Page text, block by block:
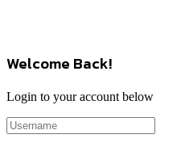
Welcome Back!
Login to your account below